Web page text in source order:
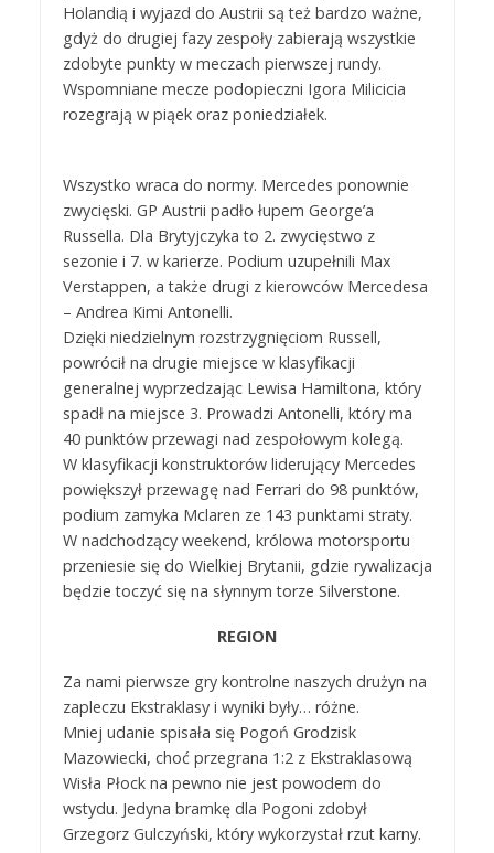
Holandią i wyjazd do Austrii są też bardzo ważne,
gdyż do drugiej fazy zespoły zabierają wszystkie
zdobyte punkty w meczach pierwszej rundy.
Wspomniane mecze podopieczni Igora Milicicia
rozegrają w piąek oraz poniedziałek.
Wszystko wraca do normy. Mercedes ponownie
zwycięski. GP Austrii padło łupem George’a
Russella. Dla Brytyjczyka to 2. zwycięstwo z
sezonie i 7. w karierze. Podium uzupełnili Max
Verstappen, a także drugi z kierowców Mercedesa
– Andrea Kimi Antonelli.
Dzięki niedzielnym rozstrzygnięciom Russell,
powrócił na drugie miejsce w klasyfikacji
generalnej wyprzedzając Lewisa Hamiltona, który
spadł na miejsce 3. Prowadzi Antonelli, który ma
40 punktów przewagi nad zespołowym kolegą.
W klasyfikacji konstruktorów liderujący Mercedes
powiększył przewagę nad Ferrari do 98 punktów,
podium zamyka Mclaren ze 143 punktami straty.
W nadchodzący weekend, królowa motorsportu
przeniesie się do Wielkiej Brytanii, gdzie rywalizacja
będzie toczyć się na słynnym torze Silverstone.
REGION
Za nami pierwsze gry kontrolne naszych drużyn na
zapleczu Ekstraklasy i wyniki były… różne.
Mniej udanie spisała się Pogoń Grodzisk
Mazowiecki, choć przegrana 1:2 z Ekstraklasową
Wisła Płock na pewno nie jest powodem do
wstydu. Jedyna bramkę dla Pogoni zdobył
Grzegorz Gulczyński, który wykorzystał rzut karny.